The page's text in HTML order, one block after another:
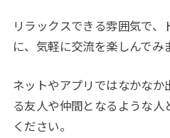
リラックスできる雰囲気で
に、気軽に交流を楽しんでみ
ネットやアプリではなかな
る友人や仲間となるような
ください。